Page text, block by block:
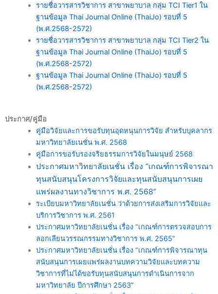
รายชื่อวารสารวิชาการ สาขาพยาบาล กลุ่ม TCI Tier1 ใน
ฐานข้อมูล Thai Journal Online (ThaiJo) รอบที่ 5
(พ.ศ.2568-2572)
รายชื่อวารสารวิชาการ สาขาพยาบาล กลุ่ม TCI Tier2 ใน
ฐานข้อมูล Thai Journal Online (ThaiJo) รอบที่ 5
(พ.ศ.2568-2572)
ฐานข้อมูล Thai Journal Online (ThaiJo) รอบที่ 5
(พ.ศ.2568-2572)
ประกาศ/คู่มือ
คู่มือวิจัยและการขอรับทุนอุดหนุนการวิจัย สำหรับบุคลากร
มหาวิทยาลัยเนชั่น พ.ศ. 2568
คู่มือการขอรับรองจริยธรรมการวิจัยในมนุษย์ 2568
ประกาศมหาวิทยาลัยเนชั่น เรื่อง “เกณฑ์การพิจารณา
ทุนสนับสนุนโครงการวิจัยและทุนสนับสนุนการเผย
แพร่ผลงานทางวิชาการ พ.ศ. 2568”
ระเบียบมหาวิทยาลัยเนชั่น ว่าด้วยการส่งเสริมการวิจัยและ
บริการวิชาการ พ.ศ. 2561
ประกาศมหาวิทยาลัยเนชั่น เรื่อง “เกณฑ์การตรวจสอบการ
ลอกเลียนวรรณกรรมทางวิชาการ พ.ศ. 2565”
ประกาศมหาวิทยาลัยเนชั่น เรื่อง “เกณฑ์การพิจารณาทุน
สนับสนุนการเผยแพร่ผลงานบทความวิจัยและบทความ
วิชาการที่ไม่ได้ขอรับทุนสนับสนุนการดำเนินการจาก
มหาวิทยาลัย ปีการศึกษา 2563”